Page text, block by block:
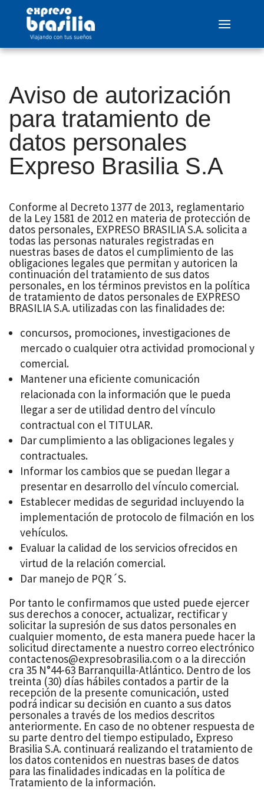
Aviso de autorización
para tratamiento de
datos personales
Expreso Brasilia S.A
Conforme al Decreto 1377 de 2013, reglamentario
de la Ley 1581 de 2012 en materia de protección de
datos personales, EXPRESO BRASILIA S.A. solicita a
todas las personas naturales registradas en
nuestras bases de datos el cumplimiento de las
obligaciones legales que permitan y autoricen la
continuación del tratamiento de sus datos
personales, en los términos previstos en la política
de tratamiento de datos personales de EXPRESO
BRASILIA S.A. utilizadas con las finalidades de:
concursos, promociones, investigaciones de
mercado o cualquier otra actividad promocional y
comercial.
Mantener una eficiente comunicación
relacionada con la información que le pueda
llegar a ser de utilidad dentro del vínculo
contractual con el TITULAR.
Dar cumplimiento a las obligaciones legales y
contractuales.
Informar los cambios que se puedan llegar a
presentar en desarrollo del vínculo comercial.
Establecer medidas de seguridad incluyendo la
implementación de protocolo de filmación en los
vehículos.
Evaluar la calidad de los servicios ofrecidos en
virtud de la relación comercial.
Dar manejo de PQR´S.
Por tanto le confirmamos que usted puede ejercer
sus derechos a conocer, actualizar, rectificar y
solicitar la supresión de sus datos personales en
cualquier momento, de esta manera puede hacer la
solicitud directamente a nuestro correo electrónico
contactenos@expresobrasilia.com o a la dirección
cra 35 N°44-63 Barranquilla-Atlántico. Dentro de los
treinta (30) días hábiles contados a partir de la
recepción de la presente comunicación, usted
podrá indicar su decisión en cuanto a sus datos
personales a través de los medios descritos
anteriormente. En caso de no obtener respuesta de
su parte dentro del tiempo estipulado, Expreso
Brasilia S.A. continuará realizando el tratamiento de
los datos contenidos en nuestras bases de datos
para las finalidades indicadas en la política de
Tratamiento de la información.